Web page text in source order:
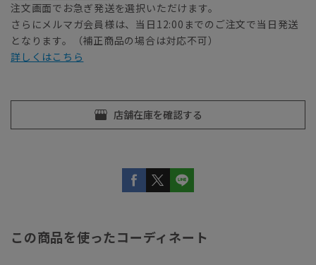
注文画面でお急ぎ発送を選択いただけます。
さらにメルマガ会員様は、当日12:00までのご注文で当日発送
となります。（補正商品の場合は対応不可）
詳しくはこちら
この商品を使ったコーディネート